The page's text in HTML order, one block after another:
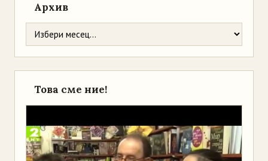
Архив
Това сме ние!